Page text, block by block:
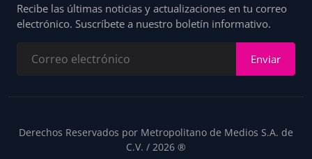
Recibe las últimas noticias y actualizaciones en tu correo
electrónico. Suscríbete a nuestro boletín informativo.
Enviar
Derechos Reservados por Metropolitano de Medios S.A. de
C.V. / 2026 ®